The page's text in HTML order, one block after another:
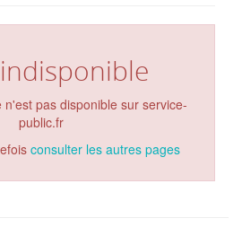
n'est pas disponible sur service-
public.fr
consulter les autres pages